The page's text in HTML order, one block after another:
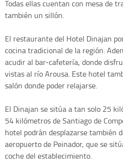
Todas ellas cuentan con mesa de
también un sillón.
El restaurante del Hotel Dinajan
cocina tradicional de la región.
acudir al bar-cafetería, donde
vistas al río Arousa. Este hotel
salón donde poder relajarse.
El Dinajan se sitúa a tan solo 25
54 kilómetros de Santiago de
hotel podrán desplazarse también
aeropuerto de Peinador, que se
coche del establecimiento.